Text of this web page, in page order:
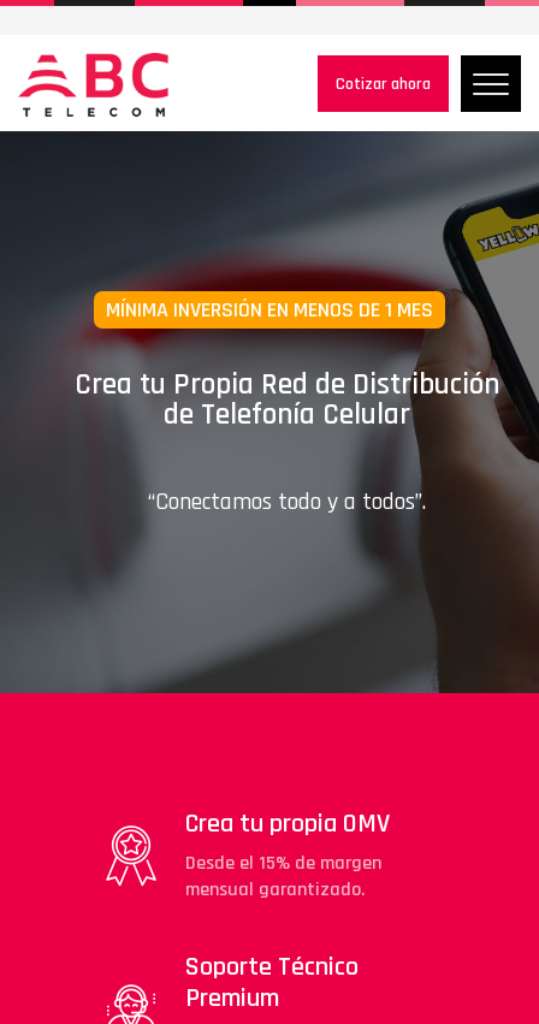
Cotizar ahora
LLEVA TU INTERNET A DONDE QUIERAS
Crea tu propia OMV
Desde el 15% de margen
mensual garantizado.
Soporte Técnico
Premium